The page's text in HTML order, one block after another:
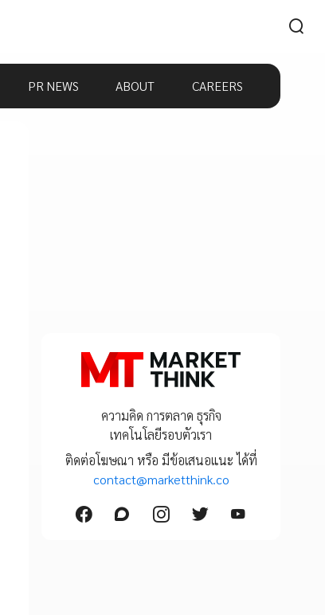
PR NEWS ABOUT CAREERS
ความคิด การตลาด ธุรกิจ
เทคโนโลยีรอบตัวเรา
ติดต่อโฆษณา หรือ มีข้อเสนอแนะ ได้ที่
contact@marketthink.co